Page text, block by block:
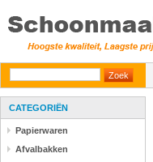
CATEGORIËN
Papierwaren
Afvalbakken